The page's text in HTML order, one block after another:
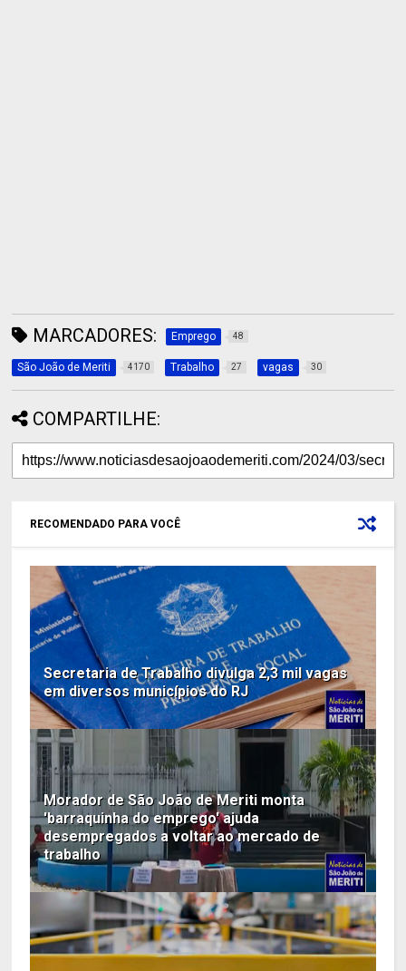
MARCADORES: Emprego 48
São João de Meriti 4170 Trabalho 27 vagas 30
COMPARTILHE:
RECOMENDADO PARA VOCÊ
Secretaria de Trabalho divulga 2,3 mil vagas
em diversos municípios do RJ
Morador de São João de Meriti monta
'barraquinha do emprego' ajuda
desempregados a voltar ao mercado de
trabalho